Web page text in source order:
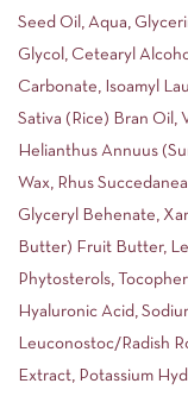
Seed Oil, Aqua,
Glycol, Cetearyl
Carbonate, Isoamyl
Sativa (Rice) Bran Oil,
Helianthus Annuus
Wax, Rhus
Glyceryl Behenate,
Butter) Fruit Butter,
Phytosterols,
Hyaluronic Acid,
Leuconostoc/Radish
Extract, Potassium